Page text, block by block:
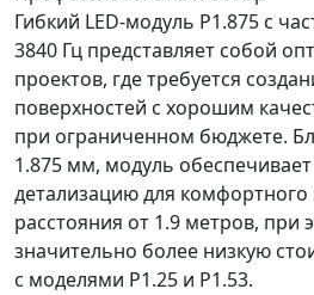
Гибкий LED-модуль P1.875 с
3840 Гц представляет собой
проектов, где требуется
поверхностей с хорошим
при ограниченном бюджете.
1.875 мм, модуль
детализацию для комфортного
расстояния от 1.9 метров, при
значительно более низкую
с моделями P1.25 и P1.53.